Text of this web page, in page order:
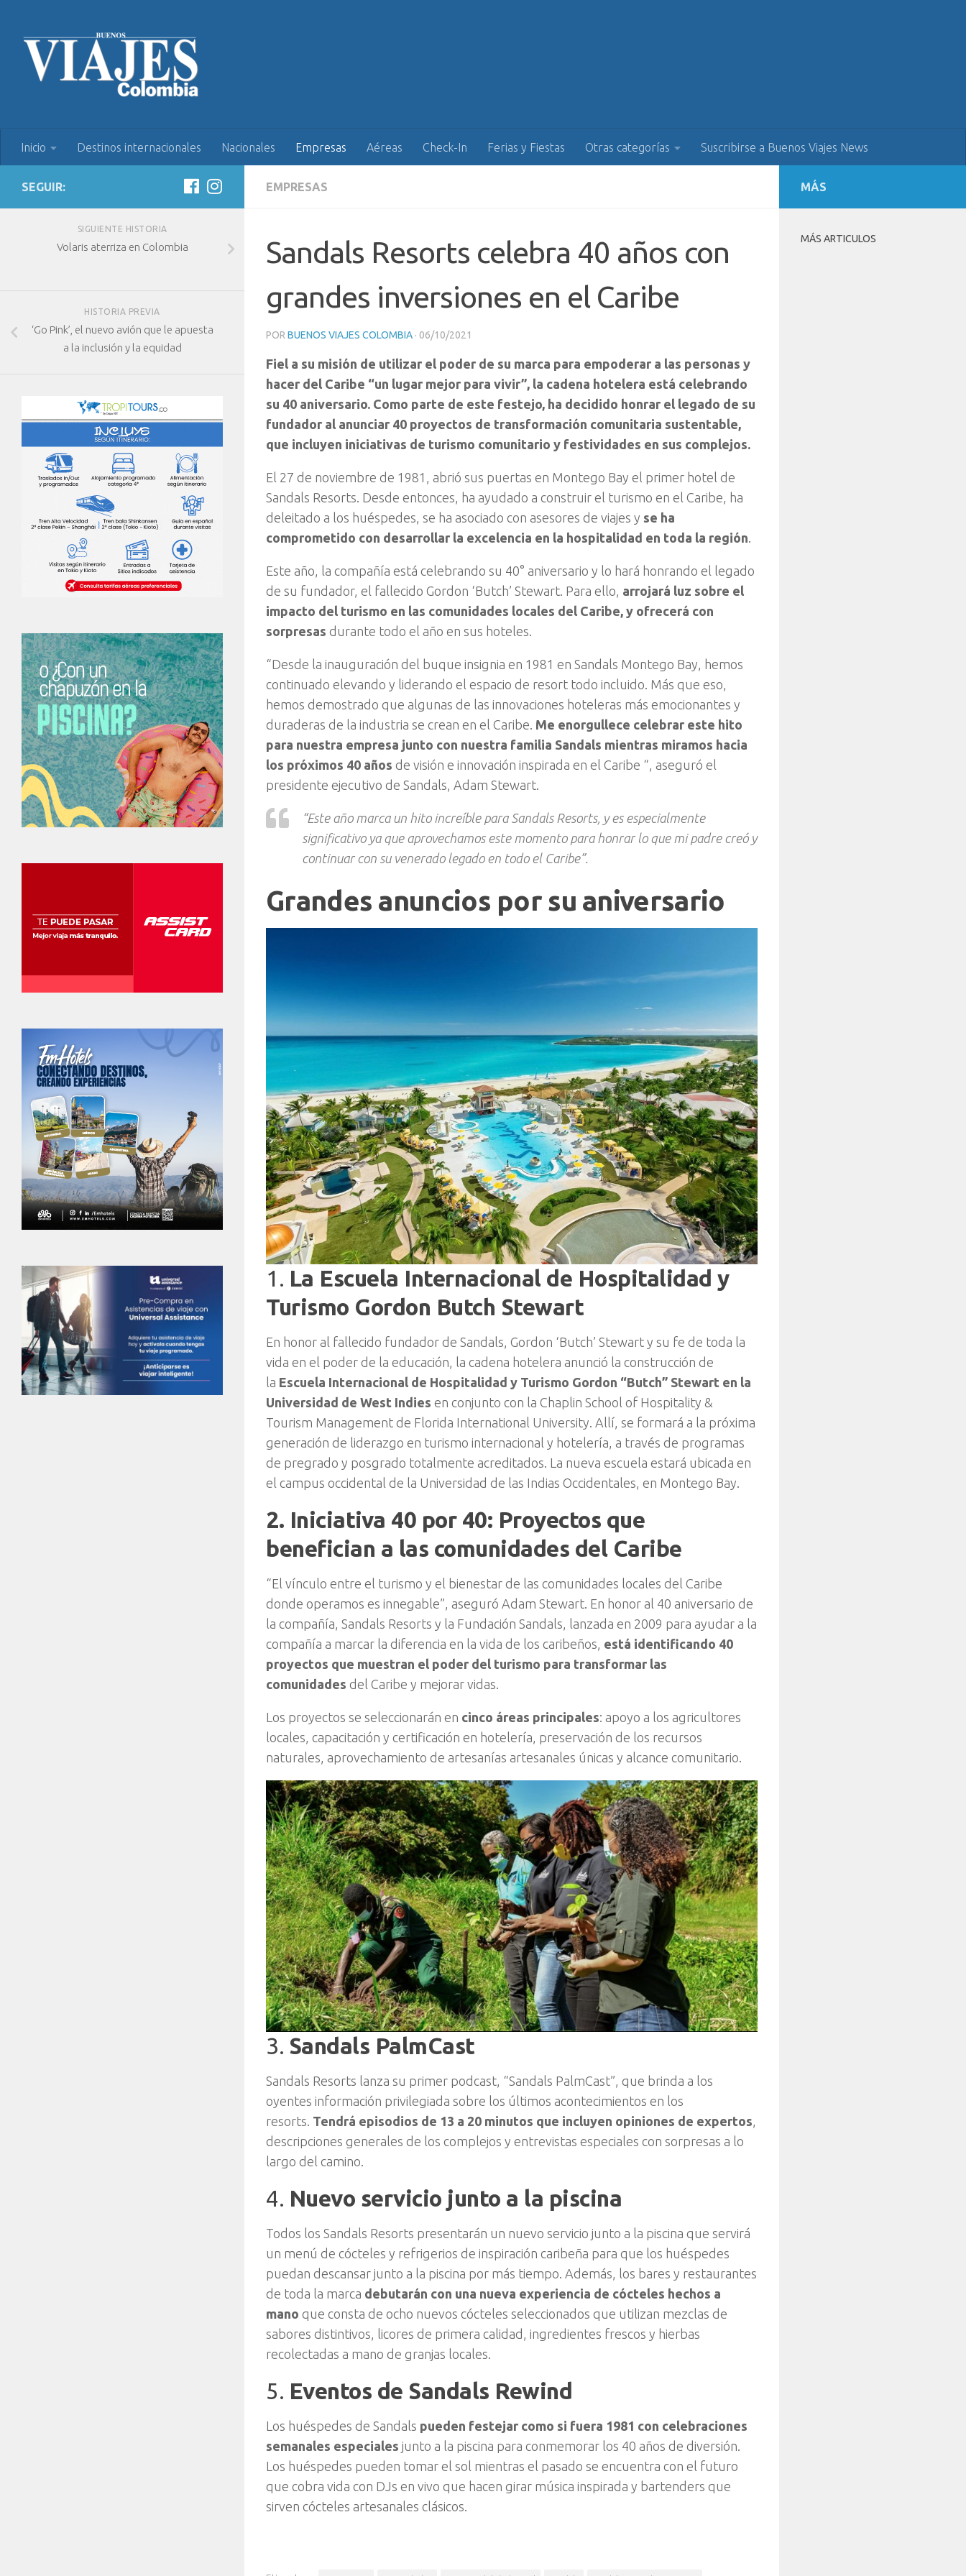
Inicio Destinos internacionales Nacionales Empresas Aéreas Check-In Ferias y Fiestas Otras categorías Suscribirse a Buenos Viajes News
EMPRESAS
Sandals Resorts celebra 40 años con
grandes inversiones en el Caribe
POR BUENOS VIAJES COLOMBIA · 06/10/2021
Fiel a su misión de utilizar el poder de su marca para empoderar a las personas y
hacer del Caribe “un lugar mejor para vivir”, la cadena hotelera está celebrando
su 40 aniversario. Como parte de este festejo, ha decidido honrar el legado de su
fundador al anunciar 40 proyectos de transformación comunitaria sustentable,
que incluyen iniciativas de turismo comunitario y festividades en sus complejos.
El 27 de noviembre de 1981, abrió sus puertas en Montego Bay el primer hotel de
Sandals Resorts. Desde entonces, ha ayudado a construir el turismo en el Caribe, ha
deleitado a los huéspedes, se ha asociado con asesores de viajes y se ha
comprometido con desarrollar la excelencia en la hospitalidad en toda la región.
Este año, la compañía está celebrando su 40° aniversario y lo hará honrando el legado
de su fundador, el fallecido Gordon ‘Butch’ Stewart. Para ello, arrojará luz sobre el
impacto del turismo en las comunidades locales del Caribe, y ofrecerá con
sorpresas durante todo el año en sus hoteles.
“Desde la inauguración del buque insignia en 1981 en Sandals Montego Bay, hemos
continuado elevando y liderando el espacio de resort todo incluido. Más que eso,
hemos demostrado que algunas de las innovaciones hoteleras más emocionantes y
duraderas de la industria se crean en el Caribe. Me enorgullece celebrar este hito
para nuestra empresa junto con nuestra familia Sandals mientras miramos hacia
los próximos 40 años de visión e innovación inspirada en el Caribe “, aseguró el
presidente ejecutivo de Sandals, Adam Stewart.
“Este año marca un hito increíble para Sandals Resorts, y es especialmente
significativo ya que aprovechamos este momento para honrar lo que mi padre creó y
continuar con su venerado legado en todo el Caribe”.
Grandes anuncios por su aniversario
1. La Escuela Internacional de Hospitalidad y
Turismo Gordon Butch Stewart
En honor al fallecido fundador de Sandals, Gordon ‘Butch’ Stewart y su fe de toda la
vida en el poder de la educación, la cadena hotelera anunció la construcción de
la Escuela Internacional de Hospitalidad y Turismo Gordon “Butch” Stewart en la
Universidad de West Indies en conjunto con la Chaplin School of Hospitality &
Tourism Management de Florida International University. Allí, se formará a la próxima
generación de liderazgo en turismo internacional y hotelería, a través de programas
de pregrado y posgrado totalmente acreditados. La nueva escuela estará ubicada en
el campus occidental de la Universidad de las Indias Occidentales, en Montego Bay.
2. Iniciativa 40 por 40: Proyectos que
benefician a las comunidades del Caribe
“El vínculo entre el turismo y el bienestar de las comunidades locales del Caribe
donde operamos es innegable”, aseguró Adam Stewart. En honor al 40 aniversario de
la compañía, Sandals Resorts y la Fundación Sandals, lanzada en 2009 para ayudar a la
compañía a marcar la diferencia en la vida de los caribeños, está identificando 40
proyectos que muestran el poder del turismo para transformar las
comunidades del Caribe y mejorar vidas.
Los proyectos se seleccionarán en cinco áreas principales: apoyo a los agricultores
locales, capacitación y certificación en hotelería, preservación de los recursos
naturales, aprovechamiento de artesanías artesanales únicas y alcance comunitario.
3. Sandals PalmCast
Sandals Resorts lanza su primer podcast, “Sandals PalmCast”, que brinda a los
oyentes información privilegiada sobre los últimos acontecimientos en los
resorts. Tendrá episodios de 13 a 20 minutos que incluyen opiniones de expertos,
descripciones generales de los complejos y entrevistas especiales con sorpresas a lo
largo del camino.
4. Nuevo servicio junto a la piscina
Todos los Sandals Resorts presentarán un nuevo servicio junto a la piscina que servirá
un menú de cócteles y refrigerios de inspiración caribeña para que los huéspedes
puedan descansar junto a la piscina por más tiempo. Además, los bares y restaurantes
de toda la marca debutarán con una nueva experiencia de cócteles hechos a
mano que consta de ocho nuevos cócteles seleccionados que utilizan mezclas de
sabores distintivos, licores de primera calidad, ingredientes frescos y hierbas
recolectadas a mano de granjas locales.
5. Eventos de Sandals Rewind
Los huéspedes de Sandals pueden festejar como si fuera 1981 con celebraciones
semanales especiales junto a la piscina para conmemorar los 40 años de diversión.
Los huéspedes pueden tomar el sol mientras el pasado se encuentra con el futuro
que cobra vida con DJs en vivo que hacen girar música inspirada y bartenders que
sirven cócteles artesanales clásicos.
SEGUIR:
SIGUIENTE HISTORIA
Volaris aterriza en Colombia
HISTORIA PREVIA
‘Go Pink’, el nuevo avión que le apuesta
a la inclusión y la equidad
MÁS
MÁS ARTICULOS